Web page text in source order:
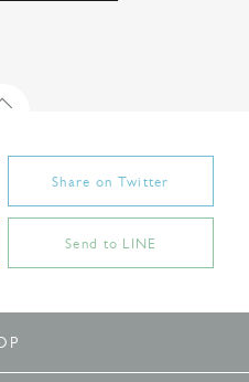
Share on Twitter
Send to LINE